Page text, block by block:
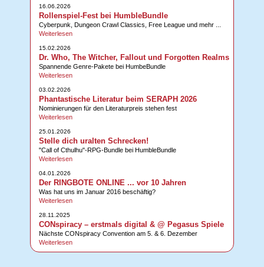
16.06.2026
Rollenspiel-Fest bei HumbleBundle
Cyberpunk, Dungeon Crawl Classics, Free League und mehr ...
Weiterlesen
15.02.2026
Dr. Who, The Witcher, Fallout und Forgotten Realms
Spannende Genre-Pakete bei HumbeBundle
Weiterlesen
03.02.2026
Phantastische Literatur beim SERAPH 2026
Nominierungen für den Literaturpreis stehen fest
Weiterlesen
25.01.2026
Stelle dich uralten Schrecken!
"Call of Cthulhu"-RPG-Bundle bei HumbleBundle
Weiterlesen
04.01.2026
Der RINGBOTE ONLINE ... vor 10 Jahren
Was hat uns im Januar 2016 beschäftig?
Weiterlesen
28.11.2025
CONspiracy – erstmals digital & @ Pegasus Spiele
Nächste CONspiracy Convention am 5. & 6. Dezember
Weiterlesen